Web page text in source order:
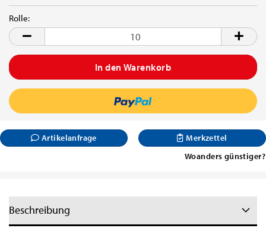
Rolle:
Rolle
Artikelanfrage
Merkzettel
Woanders günstiger?
Beschreibung